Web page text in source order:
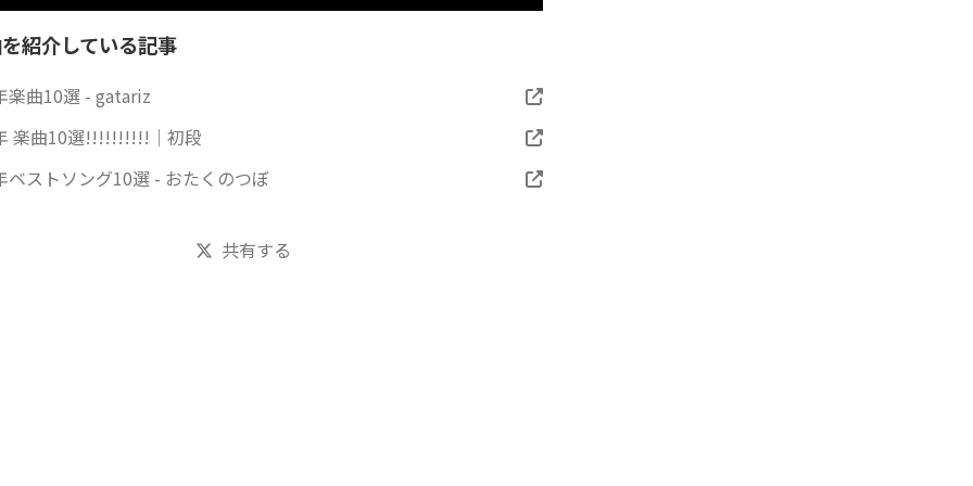
紹介している記事
楽曲10選 - gatariz
楽曲10選!!!!!!!!!!｜初段
ベストソング10選 - おたくのつぼ
共有する